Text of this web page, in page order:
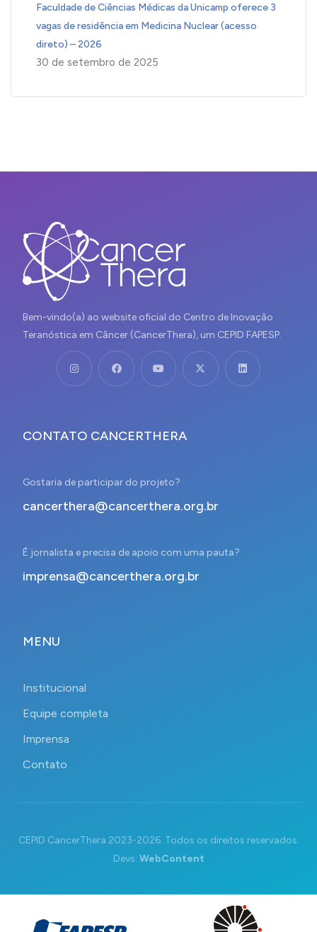
Faculdade de Ciências Médicas da Unicamp oferece 3
vagas de residência em Medicina Nuclear (acesso
direto) – 2026
30 de setembro de 2025
Bem-vindo(a) ao website oficial do Centro de Inovação
Teranóstica em Câncer (CancerThera), um CEPID FAPESP.
CONTATO CANCERTHERA
Gostaria de participar do projeto?
cancerthera@cancerthera.org.br
É jornalista e precisa de apoio com uma pauta?
imprensa@cancerthera.org.br
MENU
Institucional
Equipe completa
Imprensa
Contato
CEPID CancerThera 2023-2026. Todos os direitos reservados.
Devs: WebContent